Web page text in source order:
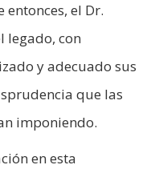
entonces, el Dr.
legado, con
y adecuado sus
que las
imponiendo.
en esta